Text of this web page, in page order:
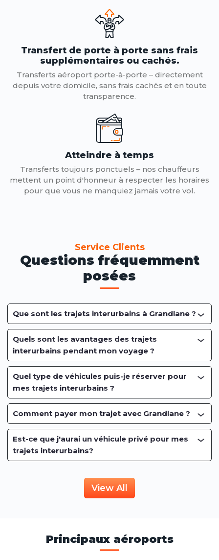
Transfert de porte à porte sans frais
supplémentaires ou cachés.
Transferts aéroport porte-à-porte – directement
depuis votre domicile, sans frais cachés et en toute
transparence.
Atteindre à temps
Transferts toujours ponctuels – nos chauffeurs
mettent un point d'honneur à respecter les horaires
pour que vous ne manquiez jamais votre vol.
Service Clients
Questions fréquemment
posées
Que sont les trajets interurbains à Grandlane ?
Quels sont les avantages des trajets
interurbains pendant mon voyage ?
Quel type de véhicules puis-je réserver pour
mes trajets interurbains ?
Comment payer mon trajet avec Grandlane ?
Est-ce que j'aurai un véhicule privé pour mes
trajets interurbains?
View All
Principaux aéroports